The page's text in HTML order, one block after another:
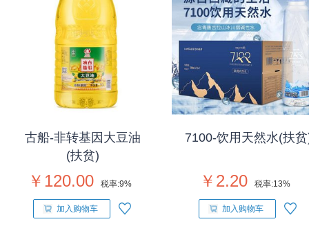
古船-非转基因大豆油
(扶贫)
￥120.00 税率:9%
加入购物车
7100-饮用天然水(扶
￥2.20 税率:13%
加入购物车